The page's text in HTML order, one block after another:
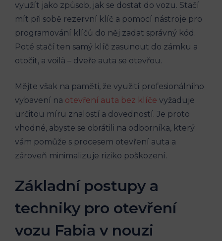
využít jako způsob, jak se⁢ dostat do vozu. Stačí
mít při sobě rezervní klíč a⁢ pomocí nástroje pro
programování klíčů do něj ⁤zadat správný kód.
Poté stačí ten samý klíč zasunout do zámku a
otočit, a voilà – dveře auta‍ se ‌otevřou.
Mějte však na paměti, že využití profesionálního
vybavení na otevření auta bez klíče vyžaduje
určitou míru znalostí a dovedností. ⁣Je proto
vhodné, abyste se ⁣obrátili na odborníka, který
vám pomůže s procesem otevření auta⁢ a
zároveň minimalizuje riziko poškození.
Základní postupy a
⁢techniky pro otevření⁤
vozu Fabia v nouzi